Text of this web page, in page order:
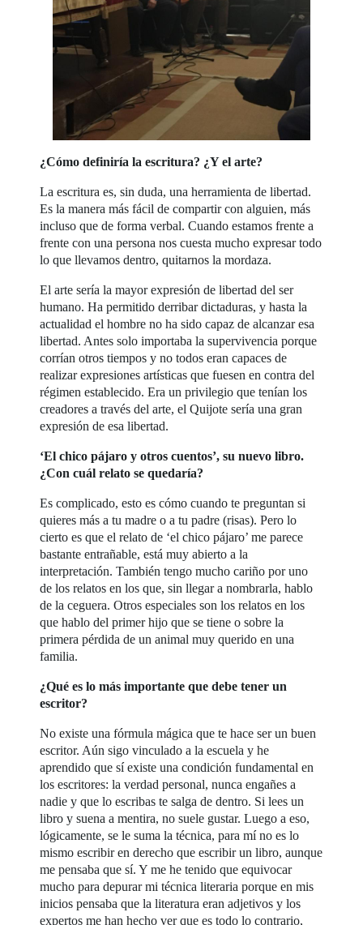
¿Cómo definiría la escritura? ¿Y el arte?
La escritura es, sin duda, una herramienta de libertad.
Es la manera más fácil de compartir con alguien, más
incluso que de forma verbal. Cuando estamos frente a
frente con una persona nos cuesta mucho expresar todo
lo que llevamos dentro, quitarnos la mordaza.
El arte sería la mayor expresión de libertad del ser
humano. Ha permitido derribar dictaduras, y hasta la
actualidad el hombre no ha sido capaz de alcanzar esa
libertad. Antes solo importaba la supervivencia porque
corrían otros tiempos y no todos eran capaces de
realizar expresiones artísticas que fuesen en contra del
régimen establecido. Era un privilegio que tenían los
creadores a través del arte, el Quijote sería una gran
expresión de esa libertad.
‘El chico pájaro y otros cuentos’, su nuevo libro.
¿Con cuál relato se quedaría?
Es complicado, esto es cómo cuando te preguntan si
quieres más a tu madre o a tu padre (risas). Pero lo
cierto es que el relato de ‘el chico pájaro’ me parece
bastante entrañable, está muy abierto a la
interpretación. También tengo mucho cariño por uno
de los relatos en los que, sin llegar a nombrarla, hablo
de la ceguera. Otros especiales son los relatos en los
que hablo del primer hijo que se tiene o sobre la
primera pérdida de un animal muy querido en una
familia.
¿Qué es lo más importante que debe tener un
escritor?
No existe una fórmula mágica que te hace ser un buen
escritor. Aún sigo vinculado a la escuela y he
aprendido que sí existe una condición fundamental en
los escritores: la verdad personal, nunca engañes a
nadie y que lo escribas te salga de dentro. Si lees un
libro y suena a mentira, no suele gustar. Luego a eso,
lógicamente, se le suma la técnica, para mí no es lo
mismo escribir en derecho que escribir un libro, aunque
me pensaba que sí. Y me he tenido que equivocar
mucho para depurar mi técnica literaria porque en mis
inicios pensaba que la literatura eran adjetivos y los
expertos me han hecho ver que es todo lo contrario,